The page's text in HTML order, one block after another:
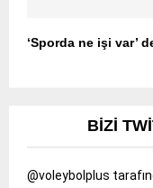
‘Sporda ne işi var’
BIZI
@voleybolplus